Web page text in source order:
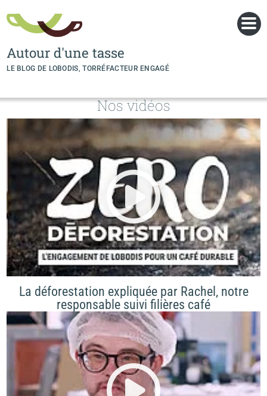
Autour d'une tasse
LE BLOG DE LOBODIS, TORRÉFACTEUR ENGAGÉ
Nos vidéos
La déforestation expliquée par Rachel, notre
responsable suivi filières café